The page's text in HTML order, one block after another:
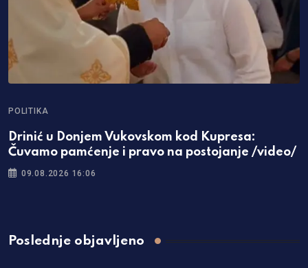
POLITIKA
Drinić u Donjem Vukovskom kod Kupresa:
Čuvamo pamćenje i pravo na postojanje /video/
09.08.2026 16:06
Poslednje objavljeno